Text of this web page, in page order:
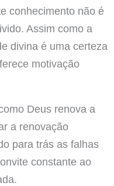
conhecimento não é
Assim como a
divina é uma certeza
motivação
Deus renova a
a renovação
para trás as falhas
constante ao